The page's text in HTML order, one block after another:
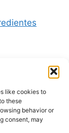
like cookies to
these
behavior or
consent, may